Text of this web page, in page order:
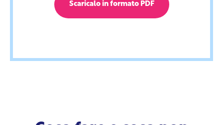
Scaricalo in formato PDF